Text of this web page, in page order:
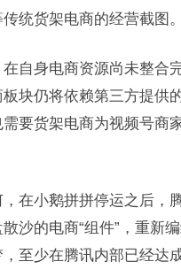
统货架电商的经营截图。
自身电商资源尚未整合
块仍将依赖第三方提供
需要货架电商为视频号商
在小鹅拼拼停运之后，
沙的电商“组件”，重新
至少在腾讯内部已经达成